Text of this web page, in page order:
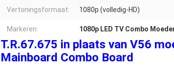
Vertoningsformaat: 1080p (volledig-HD)
Markeren: 1080p LED TV Combo
T.R.67.675 in plaats van V56
Mainboard Combo Board